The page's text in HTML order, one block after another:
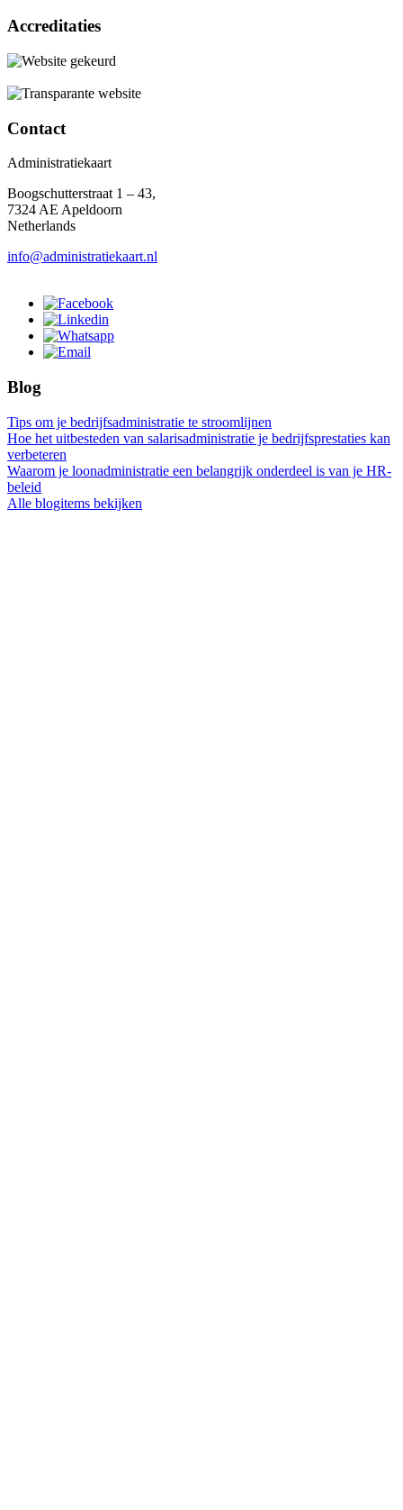
Accreditaties
Contact
Administratiekaart
Boogschutterstraat 1 – 43,
7324 AE Apeldoorn
Netherlands
info@administratiekaart.nl
Blog
Tips om je bedrijfsadministratie te stroomlijnen
Hoe het uitbesteden van salarisadministratie je bedrijfsprestaties kan
verbeteren
Waarom je loonadministratie een belangrijk onderdeel is van je HR-
beleid
Alle blogitems bekijken